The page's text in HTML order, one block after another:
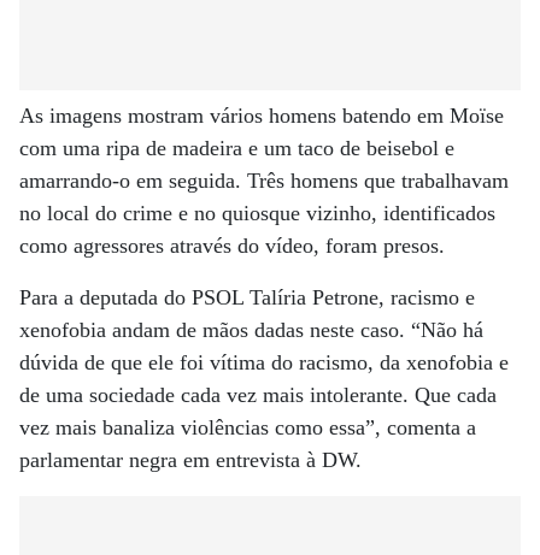
As imagens mostram vários homens batendo em Moïse
com uma ripa de madeira e um taco de beisebol e
amarrando-o em seguida. Três homens que trabalhavam
no local do crime e no quiosque vizinho, identificados
como agressores através do vídeo, foram presos.
Para a deputada do PSOL Talíria Petrone, racismo e
xenofobia andam de mãos dadas neste caso. “Não há
dúvida de que ele foi vítima do racismo, da xenofobia e
de uma sociedade cada vez mais intolerante. Que cada
vez mais banaliza violências como essa”, comenta a
parlamentar negra em entrevista à DW.